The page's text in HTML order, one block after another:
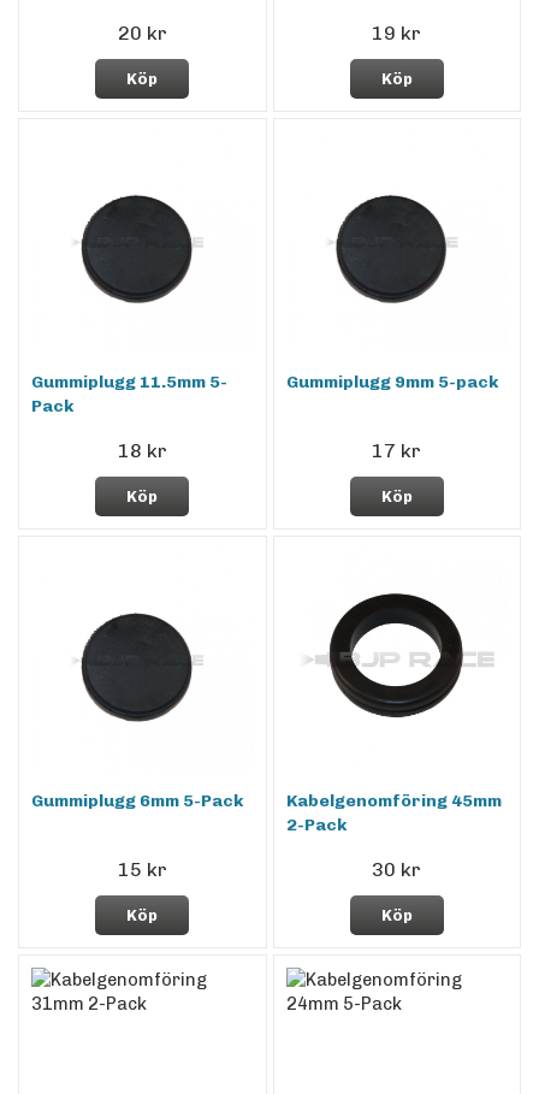
20 kr
Köp
19 kr
Köp
Gummiplugg 11.5mm 5-
Pack
18 kr
Köp
Gummiplugg 9mm 5-pack
17 kr
Köp
Gummiplugg 6mm 5-Pack
15 kr
Köp
Kabelgenomföring 45mm
2-Pack
30 kr
Köp